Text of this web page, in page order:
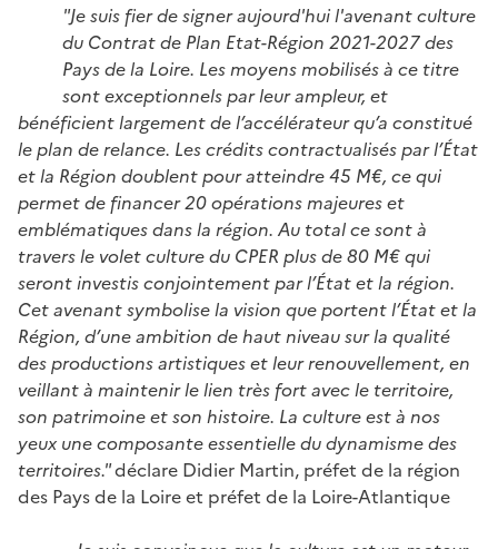
"Je suis fier de signer aujourd'hui l'avenant culture
du Contrat de Plan Etat-Région 2021-2027 des
Pays de la Loire. Les moyens mobilisés à ce titre
sont exceptionnels par leur ampleur, et
bénéficient largement de l’accélérateur qu’a constitué
le plan de relance. Les crédits contractualisés par l’État
et la Région doublent pour atteindre 45 M€, ce qui
permet de financer 20 opérations majeures et
emblématiques dans la région. Au total ce sont à
travers le volet culture du CPER plus de 80 M€ qui
seront investis conjointement par l’État et la région.
Cet avenant symbolise la vision que portent l’État et la
Région, d’une ambition de haut niveau sur la qualité
des productions artistiques et leur renouvellement, en
veillant à maintenir le lien très fort avec le territoire,
son patrimoine et son histoire. La culture est à nos
yeux une composante essentielle du dynamisme des
territoires."déclare Didier Martin, préfet de la région
des Pays de la Loire et préfet de la Loire-Atlantique